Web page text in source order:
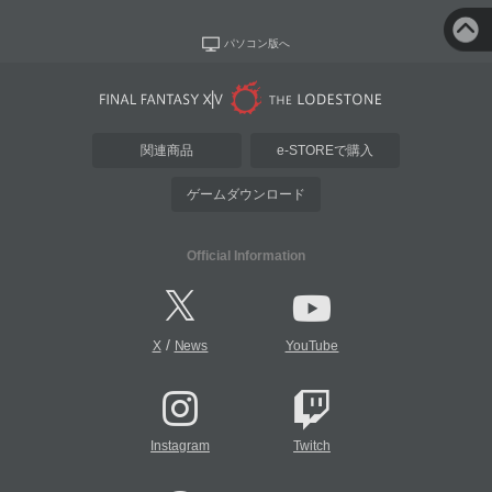
パソコン版へ
関連商品 e-STOREで購入
ゲームダウンロード
Official Information
X/ News YouTube
Instagram Twitch